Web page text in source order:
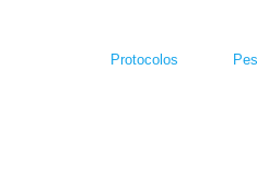
Protocolos